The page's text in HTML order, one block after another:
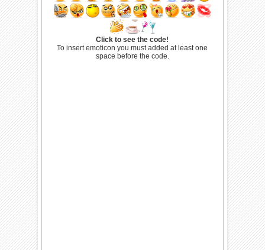
Click to see the code!
To insert emoticon you must added at least one
space before the code.